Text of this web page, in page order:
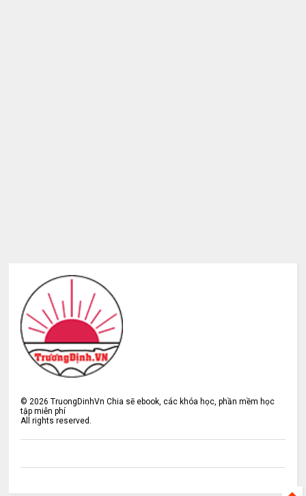
©2026 TruongDinhVn Chia sẽ ebook, các khóa học, phần mềm học
tập miễn phí
All rights reserved.